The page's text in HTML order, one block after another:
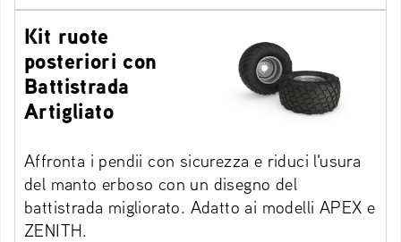
Kit ruote
posteriori con
Battistrada
Artigliato
Affronta i pendii con sicurezza e riduci l'usura
del manto erboso con un disegno del
battistrada migliorato. Adatto ai modelli APEX e
ZENITH.